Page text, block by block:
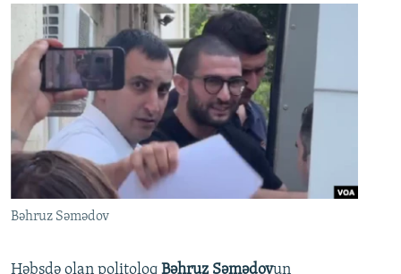
Bəhruz Səmədov
Həbsdə olan politoloq Bəhruz Səmədovun